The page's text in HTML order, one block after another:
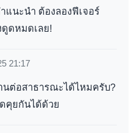
แนะนำ ต้องลองฟีเจอร์
ดหมดเลย!
21:17
นต่อสาธารณะได้ไหมครับ?
คุยกันได้ด้วย